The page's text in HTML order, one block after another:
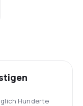
Hunderte